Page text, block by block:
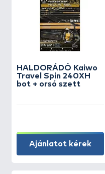
HALDORÁDÓ Kaiwo
Travel Spin 240XH
bot + orsó szett
Ajánlatot kérek